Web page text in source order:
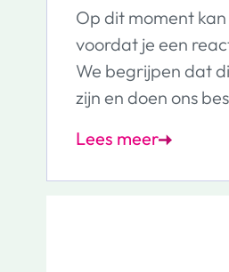
Op dit moment
voordat je een
We begrijpen dat
zijn en doen ons
Lees meer